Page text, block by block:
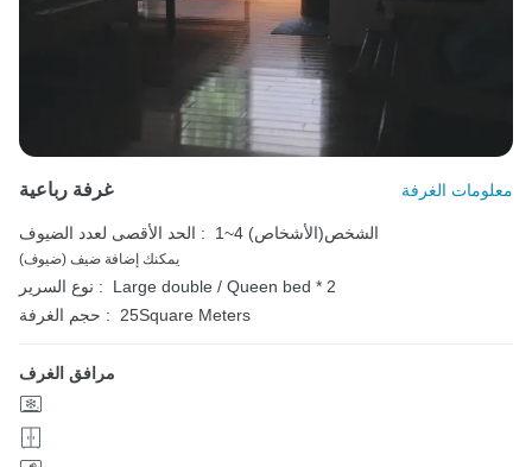
غرفة رباعية معلومات الغرفة
الحد الأقصى لعدد الضيوف : 1~4 الشخص(الأشخاص)
يمكنك إضافة ضيف (ضيوف)
نوع السرير :
Large double / Queen bed * 2
حجم الغرفة : 25Square Meters
مرافق الغرف